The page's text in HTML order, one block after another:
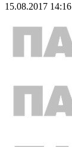
15.08.2017 14:16